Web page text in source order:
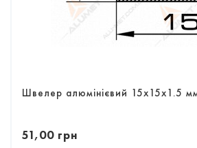
Швелер алюмінієвий 15х15х1.5
51,00 грн